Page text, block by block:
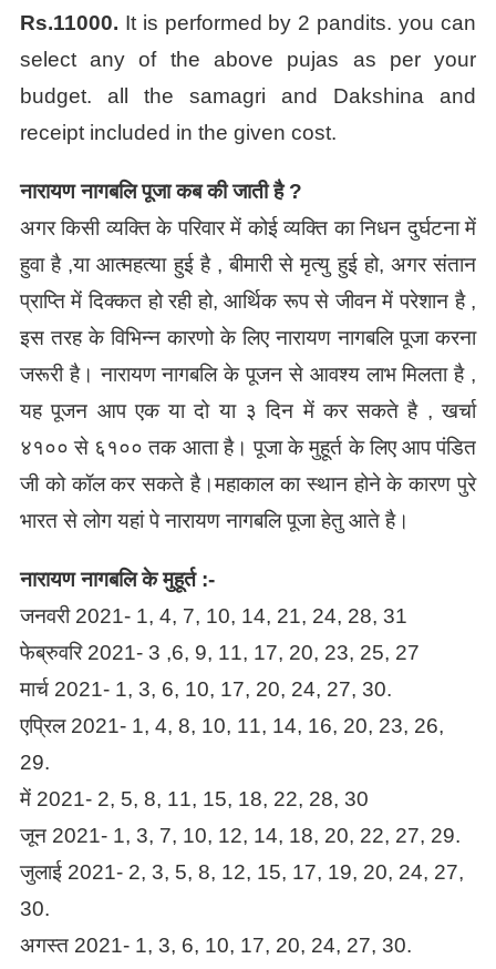
Rs.11000. It is performed by 2 pandits. you can
select any of the above pujas as per your
budget. all the samagri and Dakshina and
receipt included in the given cost.
नारायण नागबलि पूजा कब की जाती है ?
अगर किसी व्यक्ति के परिवार में कोई व्यक्ति का निधन दुर्घटना में
हुवा है ,या आत्महत्या हुई है , बीमारी से मृत्यु हुई हो, अगर संतान
प्राप्ति में दिक्कत हो रही हो, आर्थिक रूप से जीवन में परेशान है ,
इस तरह के विभिन्न कारणो के लिए नारायण नागबलि पूजा करना
जरूरी है। नारायण नागबलि के पूजन से आवश्य लाभ मिलता है ,
यह पूजन आप एक या दो या ३ दिन में कर सकते है , खर्चा
४१०० से ६१०० तक आता है। पूजा के मुहूर्त के लिए आप पंडित
जी को कॉल कर सकते है।महाकाल का स्थान होने के कारण पुरे
भारत से लोग यहां पे नारायण नागबलि पूजा हेतु आते है।
नारायण नागबलि के मुहूर्त :-
जनवरी 2021- 1, 4, 7, 10, 14, 21, 24, 28, 31
फेब्रुवरि 2021- 3 ,6, 9, 11, 17, 20, 23, 25, 27
मार्च 2021- 1, 3, 6, 10, 17, 20, 24, 27, 30.
एप्रिल 2021- 1, 4, 8, 10, 11, 14, 16, 20, 23, 26,
29.
में 2021- 2, 5, 8, 11, 15, 18, 22, 28, 30
जून 2021- 1, 3, 7, 10, 12, 14, 18, 20, 22, 27, 29.
जुलाई 2021- 2, 3, 5, 8, 12, 15, 17, 19, 20, 24, 27,
30.
अगस्त 2021- 1, 3, 6, 10, 17, 20, 24, 27, 30.